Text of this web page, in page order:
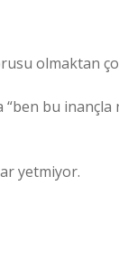
olmaktan
bu
yetmiyor.